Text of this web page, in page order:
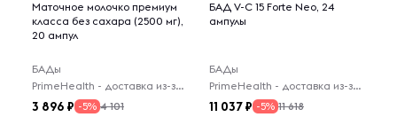
Маточное молочко премиум
класса без сахара (2500 мг),
20 ампул
БАДы
PrimeHealth - доставка из-за рубежа
3 896 -5% 4 101
БАД V-C 15 Forte Neo, 24
ампулы
БАДы
PrimeHealth - доставка из-за рубежа
11 037 -5% 11 618